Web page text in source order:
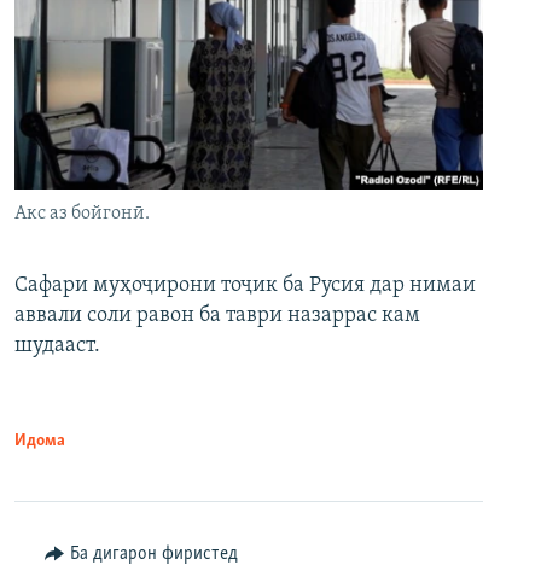
Акс аз бойгонӣ.
Сафари муҳоҷирони тоҷик ба Русия дар нимаи
аввали соли равон ба таври назаррас кам
шудааст.
Идома
Ба дигарон фиристед